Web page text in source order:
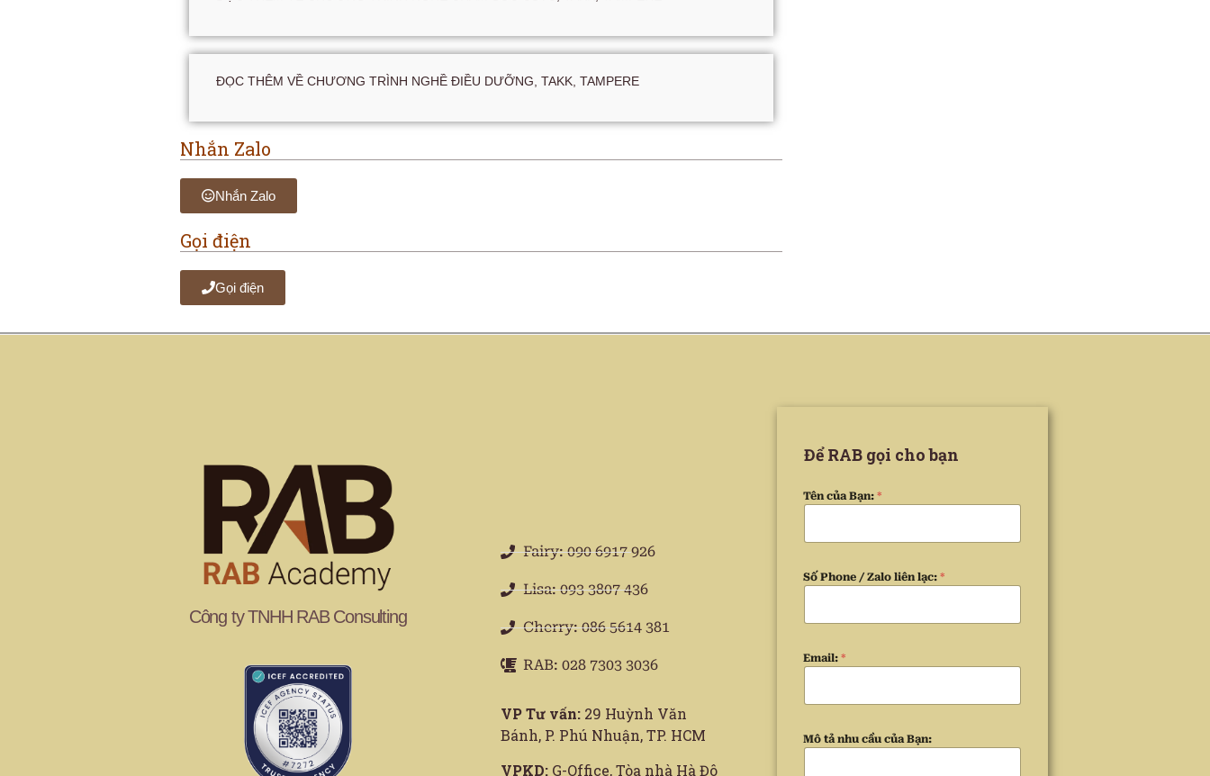
ĐỌC THÊM VỀ CHƯƠNG TRÌNH NGHỀ ĐIỀU DƯỠNG, TAKK, TAMPERE
Nhắn Zalo
Nhắn Zalo
Gọi điện
Gọi điện
Công ty TNHH RAB Consulting
Fairy: 090 6917 926
Lisa: 093 3807 436
Cherry: 086 5614 381
RAB: 028 7303 3036
VP Tư vấn: 29 Huỳnh Văn
Bánh, P. Phú Nhuận, TP. HCM
VPKD: G-Office, Tòa nhà Hà Đô
Để RAB gọi cho bạn
Tên của Bạn: *
Số Phone / Zalo liên lạc: *
Email: *
Mô tả nhu cầu của Bạn: